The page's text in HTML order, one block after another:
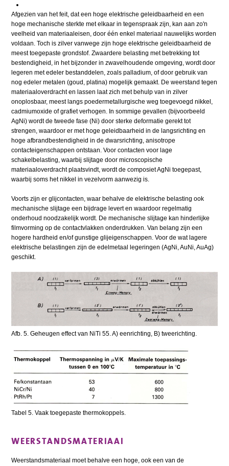
Afgezien van het feit, dat een hoge elektrische geleidbaarheid en een
hoge mechanische sterkte met elkaar in tegenspraak zijn, kan aan zo'n
veelheid van materiaaleisen, door één enkel materiaal nauwelijks worden
voldaan. Toch is zilver vanwege zijn hoge elektrische geleidbaarheid de
meest toegepaste grondstof. Zwaardere belasting met betrekking tot
bestendigheid, in het bijzonder in zwavelhoudende omgeving, wordt door
legeren met edeler bestanddelen, zoals palladium, of door gebruik van
nog edeler metalen (goud, platina) mogelijk gemaakt. De weerstand tegen
materiaaloverdracht en lassen laat zich met behulp van in zilver
onoplosbaar, meest langs poedermetallurgische weg toegevoegd nikkel,
cadmiumoxide of grafiet verhogen. In sommige gevallen (bijvoorbeeld
AgNi) wordt de tweede fase (Ni) door sterke deformatie gerekt tot
strengen, waardoor er met hoge geleidbaarheid in de langsrichting en
hoge afbrandbestendigheid in de dwarsrichting, anisotrope
contacteigenschappen ontstaan. Voor contacten voor lage
schakelbelasting, waarbij slijtage door microscopische
materiaaloverdracht plaatsvindt, wordt de composiet AgNi toegepast,
waarbij soms het nikkel in vezelvorm aanwezig is.
Voorts zijn er glijcontacten, waar behalve de elektrische belasting ook
mechanische slijtage een bijdrage levert en waardoor regelmatig
onderhoud noodzakelijk wordt. De mechanische slijtage kan hinderlijke
filmvorming op de contactvlakken onderdrukken. Van belang zijn een
hogere hardheid en/of gunstige glijeigenschappen. Voor de wat lagere
elektrische belastingen zijn de edelmetaal legeringen (AgNi, AuNi, AuAg)
geschikt.
Afb. 5. Geheugen effect van NiTi 55. A) eenrichting, B) tweerichting.
Tabel 5. Vaak toegepaste thermokoppels.
WEERSTANDSMATERIAAI
Weerstandsmateriaal moet behalve een hoge, ook een van de